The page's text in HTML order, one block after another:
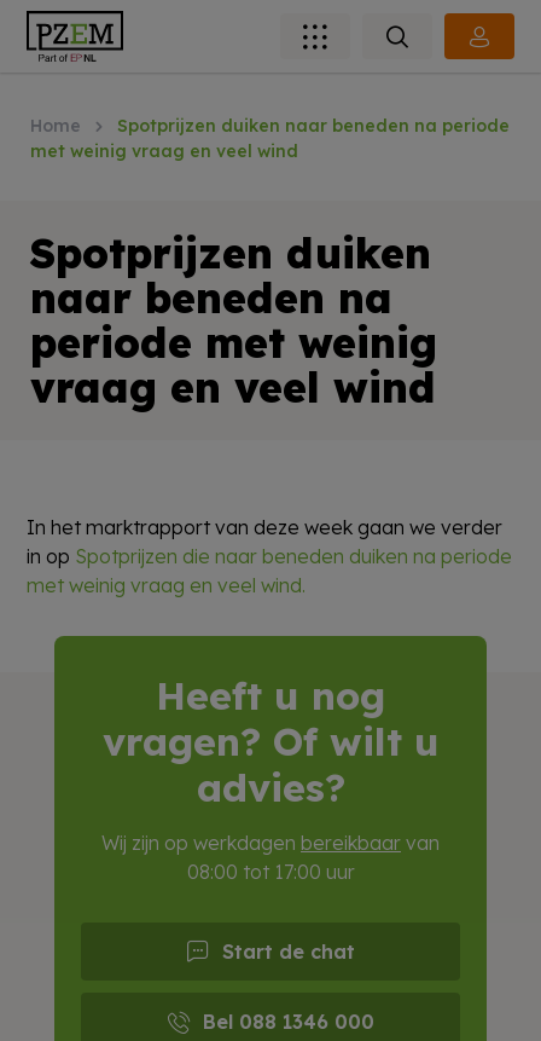
Home
Spotprijzen duiken naar beneden na periode
met weinig vraag en veel wind
Spotprijzen duiken
naar beneden na
periode met weinig
vraag en veel wind
In het marktrapport van deze week gaan we verder
in op Spotprijzen die naar beneden duiken na periode
met weinig vraag en veel wind.
Heeft u nog
vragen? Of wilt u
advies?
Wij zijn op werkdagen bereikbaar van
08:00 tot 17:00 uur
Start de chat
Bel 088 1346 000